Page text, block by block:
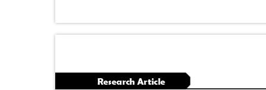
Research Article